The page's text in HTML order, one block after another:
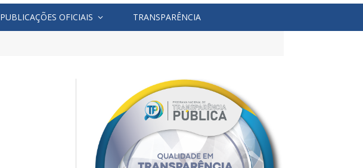
PUBLICAÇÕES OFICIAIS TRANSPARÊNCIA